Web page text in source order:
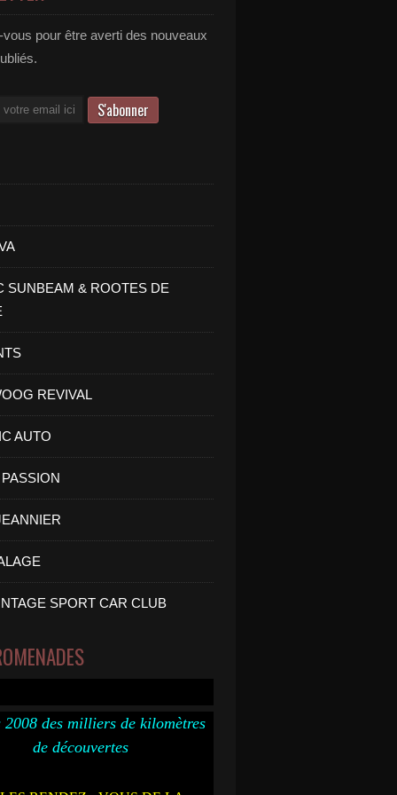
pour être averti des nouveaux
SUNBEAM & ROOTES DE
REVIVAL
AUTO
SPORT CAR CLUB
2008 des milliers de kilomètres
de découvertes